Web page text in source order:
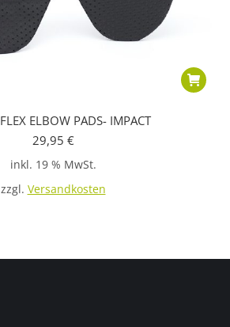
ELBOW PADS- IMPACT
29,95 €
inkl. 19 % MwSt.
zzgl. Versandkosten